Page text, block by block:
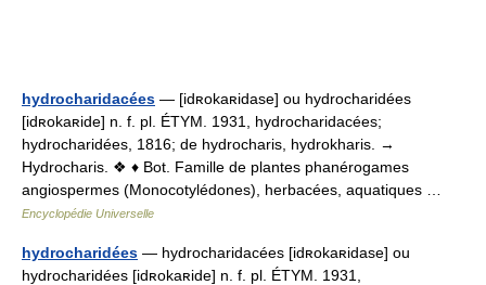
hydrocharidacées — [idʀokaʀidase] ou hydrocharidées
[idʀokaʀide] n. f. pl. ÉTYM. 1931, hydrocharidacées;
hydrocharidées, 1816; de hydrocharis, hydrokharis. →
Hydrocharis. ❖ ♦ Bot. Famille de plantes phanérogames
angiospermes (Monocotylédones), herbacées, aquatiques …
Encyclopédie Universelle
hydrocharidées — hydrocharidacées [idʀokaʀidase] ou
hydrocharidées [idʀokaʀide] n. f. pl. ÉTYM. 1931,